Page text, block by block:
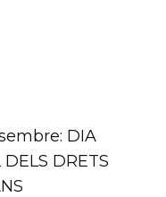
DIA
DRETS